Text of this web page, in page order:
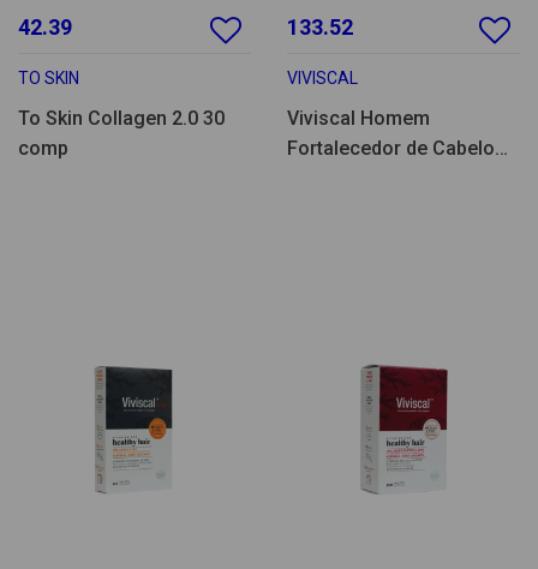
42.39
TO SKIN
To Skin Collagen 2.0 30
comp
133.52
VIVISCAL
Viviscal Homem
Fortalecedor de Cabelo